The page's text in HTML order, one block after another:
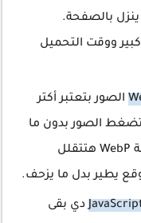
ينزل بالصفحة.
ووقت التحميل
الصور بتعتبر أكتر
الصور بدون ما
الجودة تبان إنها اتأثرت. ومع صيغة WebP هتتقلل
يطير بدل ما يزحف.
دي بقى